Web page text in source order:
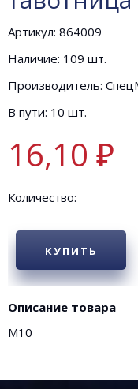
Артикул: 864009
Наличие: 109 шт.
Производитель:
В пути: 10 шт.
16,10 ₽
Количество:
КУПИТЬ
Описание товара
М10